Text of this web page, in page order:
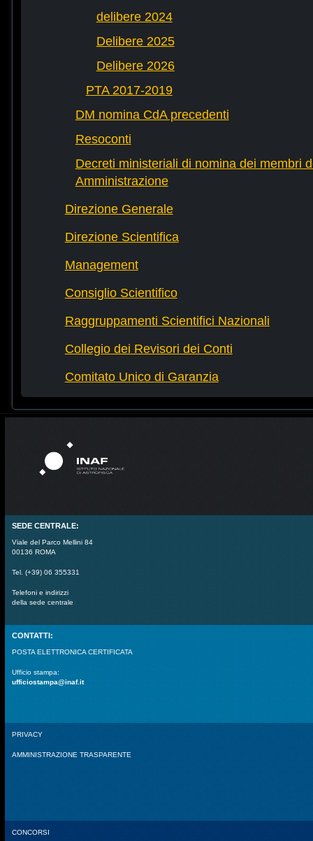
delibere 2024
Delibere 2025
Delibere 2026
PTA 2017-2019
DM nomina CdA precedenti
Resoconti
Decreti ministeriali di nomina dei membri
Amministrazione
Direzione Generale
Direzione Scientifica
Management
Consiglio Scientifico
Raggruppamenti Scientifici Nazionali
Collegio dei Revisori dei Conti
Comitato Unico di Garanzia
SEDE CENTRALE:
Viale del Parco Mellini 84
00136 ROMA
Tel. (+39) 06 355331
Telefoni e indirizzi
della sede centrale
CONTATTI:
POSTA ELETTRONICA CERTIFICATA
Ufficio stampa:
ufficiostampa@inaf.it
PRIVACY
AMMINISTRAZIONE TRASPARENTE
CONCORSI